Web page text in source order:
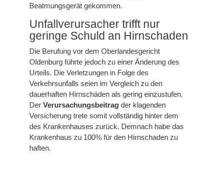
Beatmungsgerät gekommen.
Unfallverursacher trifft nur
geringe Schuld an Hirnschaden
Die Berufung vor dem Oberlandesgericht
Oldenburg führte jedoch zu einer Änderung des
Urteils. Die Verletzungen in Folge des
Verkehrsunfalls seien im Vergleich zu den
dauerhaften Hirnschäden als gering einzustufen.
Der Verursachungsbeitrag der klagenden
Versicherung trete somit vollständig hinter dem
des Krankenhauses zurück. Demnach habe das
Krankenhaus zu 100% für den Hirnschaden zu
haften.